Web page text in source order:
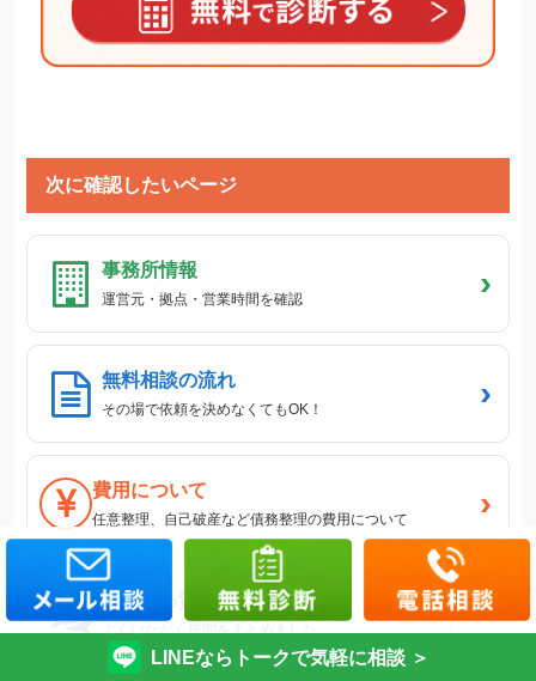
次に確認したいページ
事務所情報
運営元・拠点・営業時間を確認 ›
無料相談の流れ
その場で依頼を決めなくてもOK！ ›
費用について
任意整理、自己破産など債務整理の費用について ›
よくある質問
よくいただく質問をまとめました ›
LINEならトークで気軽に相談 ＞